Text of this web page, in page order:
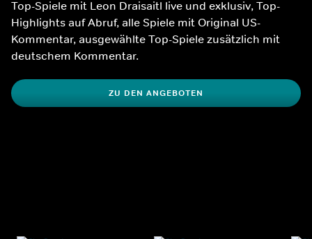
Top-Spiele mit Leon Draisaitl live und exklusiv, Top-
Highlights auf Abruf, alle Spiele mit Original US-
Kommentar, ausgewählte Top-Spiele zusätzlich mit
deutschem Kommentar.
ZU DEN ANGEBOTEN